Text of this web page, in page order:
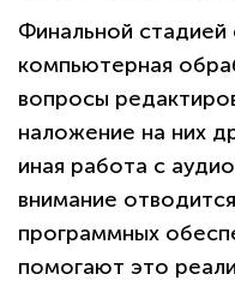
Финальной стадией
компьютерная
вопросы
наложение на них
иная работа с
внимание
программных
помогают это